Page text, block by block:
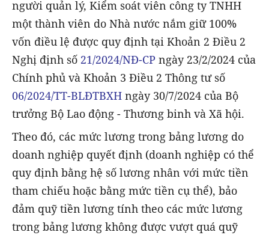
người quản lý, Kiểm soát viên công ty TNHH
một thành viên do Nhà nước nắm giữ 100%
vốn điều lệ được quy định tại Khoản 2 Điều 2
Nghị định số 21/2024/NĐ-CP ngày 23/2/2024 của
Chính phủ và Khoản 3 Điều 2 Thông tư số
06/2024/TT-BLĐTBXH ngày 30/7/2024 của Bộ
trưởng Bộ Lao động - Thương binh và Xã hội.
Theo đó, các mức lương trong bảng lương do
doanh nghiệp quyết định (doanh nghiệp có thể
quy định bằng hệ số lương nhân với mức tiền
tham chiếu hoặc bằng mức tiền cụ thể), bảo
đảm quỹ tiền lương tính theo các mức lương
trong bảng lương không được vượt quá quỹ